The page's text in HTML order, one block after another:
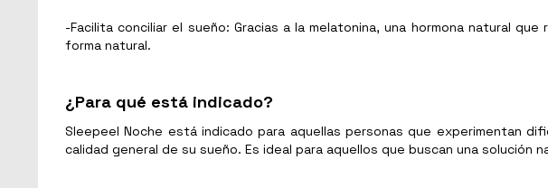
-Facilita conciliar el sueño: Gracias a la melatonina, una hormona natural
forma natural.
¿Para qué está indicado?
Sleepeel Noche está indicado para aquellas personas que experimentan
calidad general de su sueño. Es ideal para aquellos que buscan una